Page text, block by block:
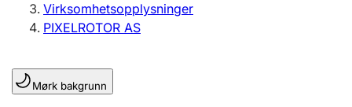
Enkeltpersonforetak
Registrere, endre, slette
Lag og forening
Virksomhetsopplysninger
PIXELROTOR AS
Mørk bakgrunn